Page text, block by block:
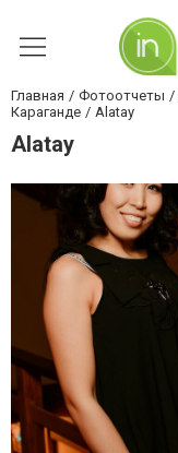
Главная Фотоотчеты
Караганде
Alatay
Alatay